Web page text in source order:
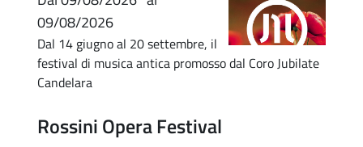
09/08/2026
Dal 14 giugno al 20 settembre, il
festival di musica antica promosso dal Coro Jubilate
Candelara
Rossini Opera Festival